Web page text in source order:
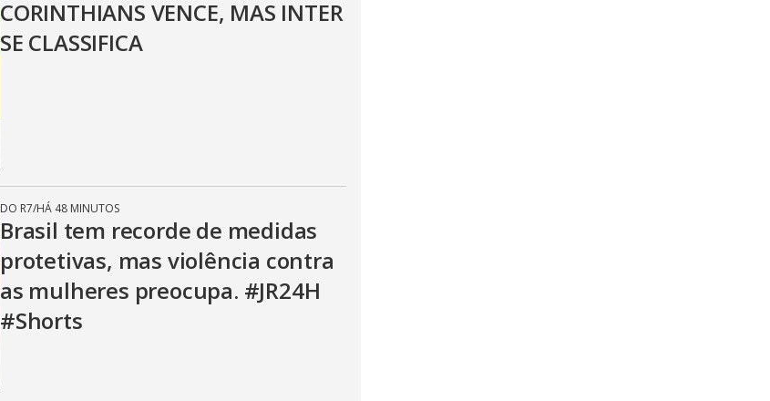
CORINTHIANS VENCE, MAS INTER
SE CLASSIFICA
DO R7/HÁ 48 MINUTOS
Brasil tem recorde de medidas
protetivas, mas violência contra
as mulheres preocupa. #JR24H
#Shorts